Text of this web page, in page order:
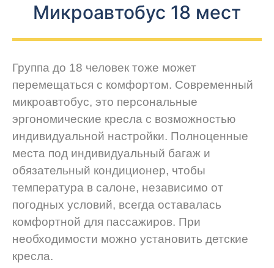
Микроавтобус 18 мест
Группа до 18 человек тоже может
перемещаться с комфортом. Современный
микроавтобус, это персональные
эргономические кресла с возможностью
индивидуальной настройки. Полноценные
места под индивидуальный багаж и
обязательный кондиционер, чтобы
температура в салоне, независимо от
погодных условий, всегда оставалась
комфортной для пассажиров. При
необходимости можно установить детские
кресла.